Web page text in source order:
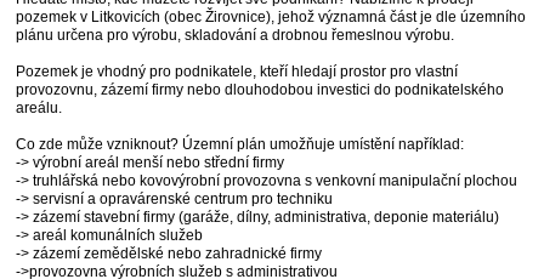
pozemek v Litkovicích (obec Žirovnice), jehož významná část je dle územního
plánu určena pro výrobu, skladování a drobnou řemeslnou výrobu.
Pozemek je vhodný pro podnikatele, kteří hledají prostor pro vlastní
provozovnu, zázemí firmy nebo dlouhodobou investici do podnikatelského
areálu.
Co zde může vzniknout? Územní plán umožňuje umístění například:
-> výrobní areál menší nebo střední firmy
-> truhlářská nebo kovovýrobní provozovna s venkovní manipulační plochou
-> servisní a opravárenské centrum pro techniku
-> zázemí stavební firmy (garáže, dílny, administrativa, deponie materiálu)
-> areál komunálních služeb
-> zázemí zemědělské nebo zahradnické firmy
->provozovna výrobních služeb s administrativou